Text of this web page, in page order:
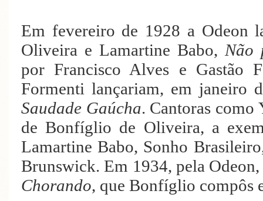
Em fevereiro de 1928 a Odeon
Oliveira e Lamartine Babo, Não
por Francisco Alves e Gastão
Formenti lançariam, em janeiro
Saudade Gaúcha. Cantoras como
de Bonfíglio de Oliveira, a
Lamartine Babo, Sonho
Brunswick. Em 1934, pela
Chorando, que Bonfíglio compôs